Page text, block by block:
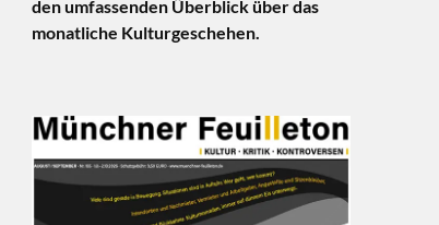
den umfassenden Überblick über das
monatliche Kulturgeschehen.